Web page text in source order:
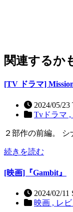
関連するか
[TV ドラマ]
2024/05/23
Tvドラマ ,
２部作の前編。 シ
続きを読む
[映画]『Gambit』
2024/02/11
映画 , レ